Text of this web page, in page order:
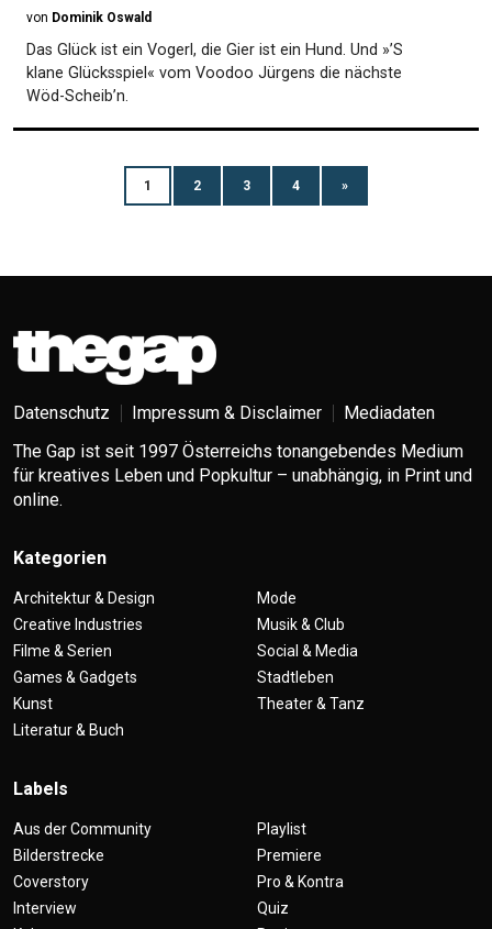
von Dominik Oswald
Das Glück ist ein Vogerl, die Gier ist ein Hund. Und »’S
klane Glücksspiel« vom Voodoo Jürgens die nächste
Wöd-Scheib’n.
1 2 3 4 »
Datenschutz Impressum & Disclaimer
Mediadaten
The Gap ist seit 1997 Österreichs tonangebendes Medium
für kreatives Leben und Popkultur – unabhängig, in Print und
online.
Kategorien
Architektur & Design
Creative Industries
Filme & Serien
Games & Gadgets
Kunst
Literatur & Buch
Mode
Musik & Club
Social & Media
Stadtleben
Theater & Tanz
Labels
Aus der Community
Bilderstrecke
Coverstory
Interview
Playlist
Premiere
Pro & Kontra
Quiz